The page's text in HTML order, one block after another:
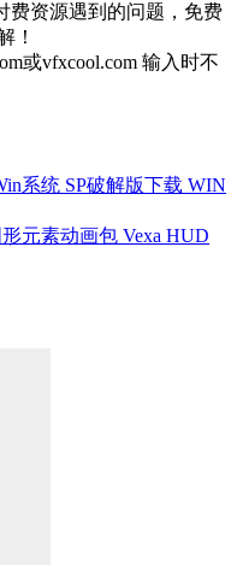
费资源遇到的问题，免费
！
或vfxcool.com 输入时不
系统 SP破解版下载 WIN
元素动画包 Vexa HUD